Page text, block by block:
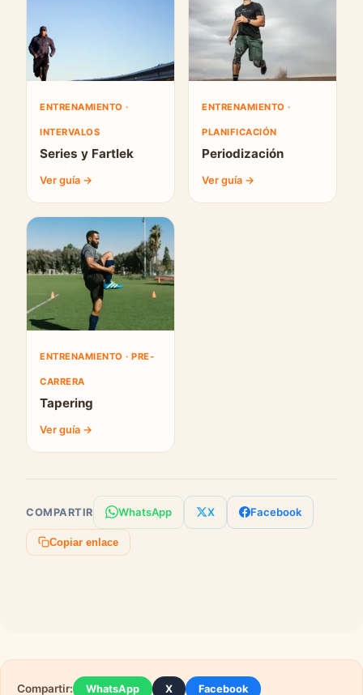
ENTRENAMIENTO ·
INTERVALOS
Series y Fartlek
Ver guía →
ENTRENAMIENTO ·
PLANIFICACIÓN
Periodización
Ver guía →
ENTRENAMIENTO · PRE-
CARRERA
Tapering
Ver guía →
COMPARTIR WhatsApp X Facebook
Copiar enlace
Compartir: WhatsApp X Facebook